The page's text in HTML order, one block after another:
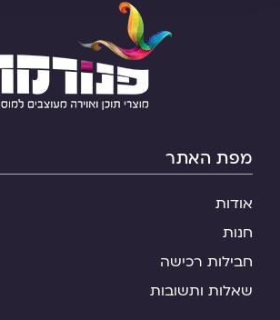
מפת האתר
אודות
חנות
חבילות רכישה
שאלות ותשובות